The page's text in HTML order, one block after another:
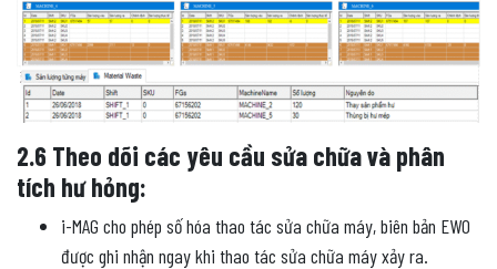
2.6 Theo dõi các yêu cầu sửa chữa và phân
tích hư hỏng:
i-MAG cho phép số hóa thao tác sửa chữa máy, biên bản EWO
được ghi nhận ngay khi thao tác sửa chữa máy xảy ra.